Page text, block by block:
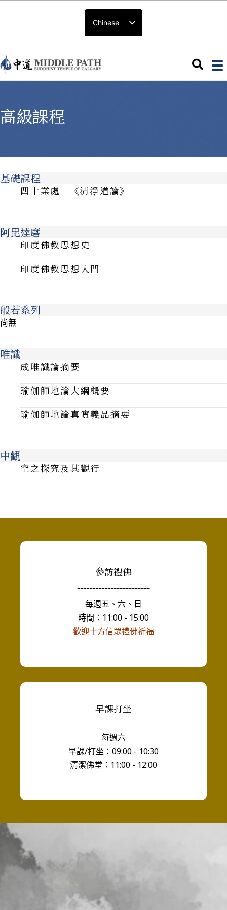
Chinese
高級課程
基礎課程
四十業處 –《清淨道論》
阿毘達磨
印度佛教思想史
印度佛教思想入門
般若系列
尚無
唯識
成唯識論摘要
瑜伽師地論大綱概要
瑜伽師地論真實義品摘要
中觀
空之探究及其觀行
參訪禮佛
------------------------
每週五、六、日
時間：11:00 - 15:00
歡迎十方信眾禮佛祈福
早課打坐
--------------------------
每週六
早課/打坐：09:00 - 10:30
清潔佛堂：11:00 - 12:00